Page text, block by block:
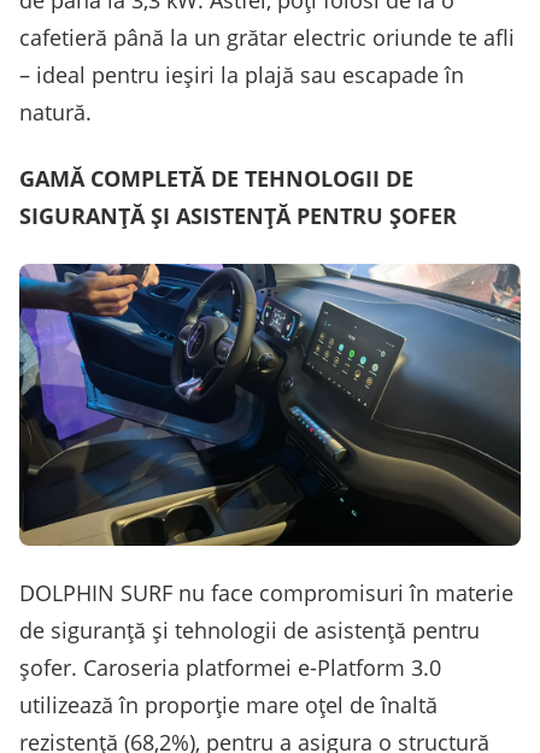
cafetieră până la un grătar electric oriunde te afli
– ideal pentru ieșiri la plajă sau escapade în
natură.
GAMĂ COMPLETĂ DE TEHNOLOGII DE
SIGURANȚĂ ȘI ASISTENȚĂ PENTRU ȘOFER
DOLPHIN SURF nu face compromisuri în materie
de siguranță și tehnologii de asistență pentru
șofer. Caroseria platformei e-Platform 3.0
utilizează în proporție mare oțel de înaltă
rezistență (68,2%), pentru a asigura o structură